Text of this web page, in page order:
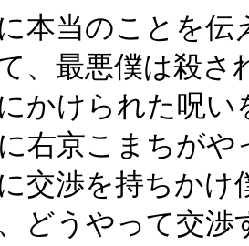
本当のことを
、最悪僕は殺さ
かけられた呪
右京こまちがや
交渉を持ちか
どうやって交渉